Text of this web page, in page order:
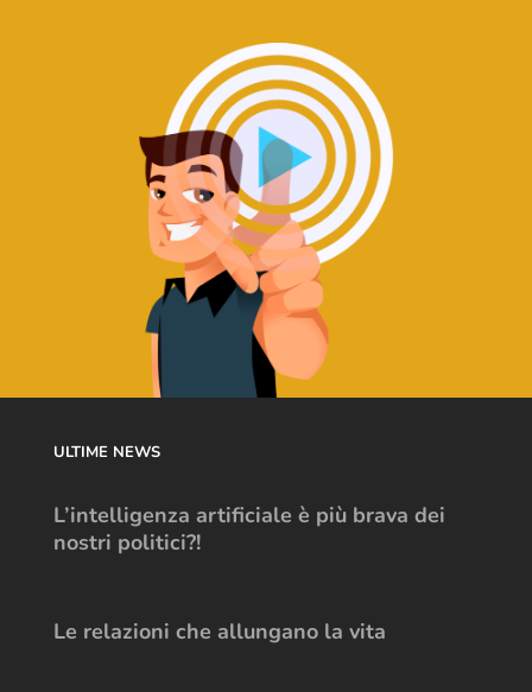
ULTIME NEWS
L’intelligenza artificiale è più brava dei
nostri politici?!
Le relazioni che allungano la vita